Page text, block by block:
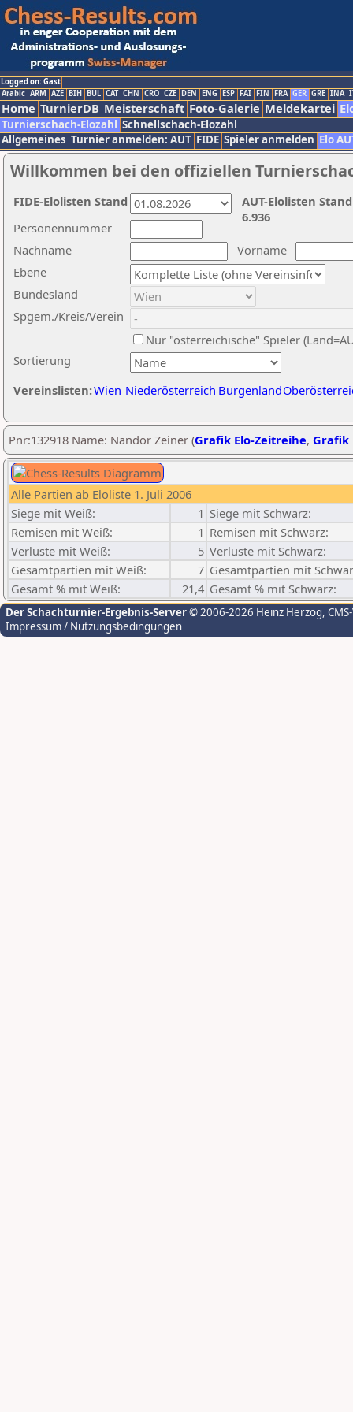
Logged on: Gast
Arabic ARM AZE BIH BUL CAT CHN CRO CZE DEN ENG ESP FAI FIN FRA GER GRE INA
Home TurnierDB Meisterschaft Foto-Galerie Meldekartei
Turnierschach-Elozahl Schnellschach-Elozahl
Allgemeines Turnier anmelden: AUT FIDE Spieler anmelden Elo
Willkommen bei den offiziellen
Nachname
Vorname
Ebene
Sortierung
Personennummer
Bundesland
Spgem./Kreis/Verein
Nur "österreichische" Spieler
Vereinslisten:Wien Niederösterreich Burgenland
AUT-Elolisten
6.936
FIDE-Elolisten Stand
Pnr:132918 Name: Nandor Zeiner (Grafik Elo-Zeitreihe, Grafik
Alle Partien ab Eloliste 1. Juli 2006
Siege mit Weiß:
1 Siege mit Schwarz:
Remisen mit Weiß:
1 Remisen mit Schwarz:
Verluste mit Weiß:
5 Verluste mit Schwarz:
Gesamtpartien mit Weiß:
7 Gesamtpartien mit
Gesamt % mit Weiß:
21,4 Gesamt % mit Schwarz:
Der Schachturnier-Ergebnis-Server© 2006-2026 Heinz Herzog,
Impressum / Nutzungsbedingungen